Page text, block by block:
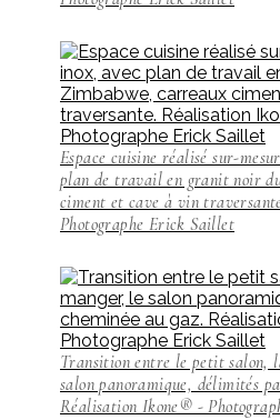
Espace cuisine réalisé sur-
plan de travail en granit noir
ciment et cave à vin
Photographe Erick Saillet
Transition entre le petit salon,
salon panoramique, délimités
Réalisation Ikone® -